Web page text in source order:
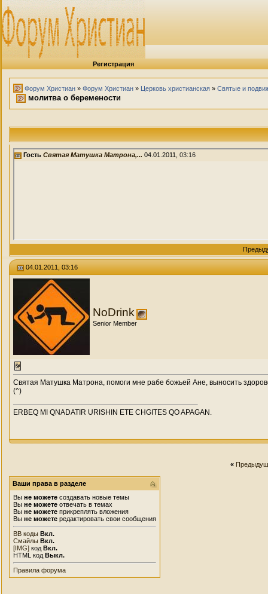
Регистрация
Форум Христиан » Форум Христиан » Церковь христианская » Святые и
молитва о беремености
Гость Святая Матушка Матрона,... 04.01.2011, 03:16
04.01.2011, 03:16
NoDrink
Senior Member
Святая Матушка Матрона, помоги мне рабе божьей Ане, выносить
(^)
ERBEQ MI QNADATIR URISHIN ETE CHGITES QO APAGAN.
«
Ваши права в разделе
Вы не можете создавать новые темы
Вы не можете отвечать в темах
Вы не можете прикреплять вложения
Вы не можете редактировать свои сообщения
BB коды Вкл.
Смайлы Вкл.
[IMG] код Вкл.
HTML код Выкл.
Правила форума